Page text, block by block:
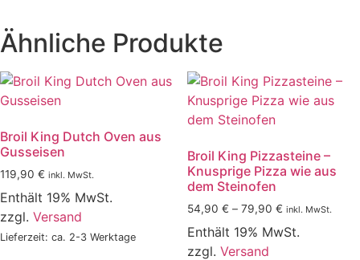
Ähnliche Produkte
Broil King Dutch Oven aus
Gusseisen
119,90 € inkl. MwSt.
Enthält 19% MwSt.
zzgl. Versand
Lieferzeit: ca. 2-3 Werktage
Broil King Pizzasteine –
Knusprige Pizza wie aus
dem Steinofen
54,90 € – 79,90 €Preisspanne:
bis
inkl. MwSt.
Enthält 19% MwSt.
zzgl. Versand